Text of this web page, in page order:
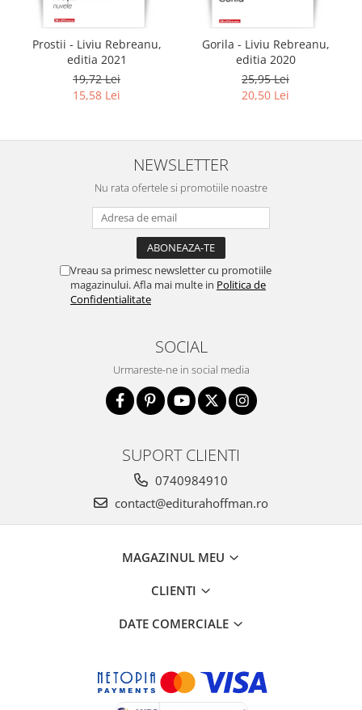
Prostii - Liviu Rebreanu,
editia 2021
19,72 Lei
15,58 Lei
Gorila - Liviu Rebreanu,
editia 2020
25,95 Lei
20,50 Lei
NEWSLETTER
Nu rata ofertele si promotiile noastre
Vreau sa primesc newsletter cu promotiile
magazinului. Afla mai multe in Politica de
Confidentialitate
SOCIAL
Urmareste-ne in social media
SUPORT CLIENTI
0740984910
contact@editurahoffman.ro
MAGAZINUL MEU
CLIENTI
DATE COMERCIALE